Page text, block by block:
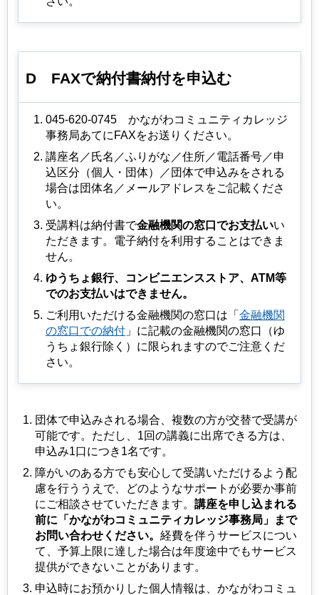
D FAXで納付書納付を申込む
045-620-0745 かながわコミュニティカレッジ
事務局あてにFAXをお送りください。
講座名／⽒名／ふりがな／住所／電話番号／申
込区分（個人・団体）／団体で申込みをされる
場合は団体名／メールアドレスをご記載くださ
い。
受講料は納付書で金融機関の窓口でお支払いい
ただきます。電子納付を利用することはできま
せん。
ゆうちょ銀行、コンビニエンスストア、ATM等
でのお支払いはできません。
ご利用いただける金融機関の窓口は「 金融機関
の窓口での納付 」に記載の金融機関の窓口（ゆ
うちょ銀行除く）に限られますのでご注意くだ
さい。
団体で申込みされる場合、複数の方が交替で受講が
可能です。ただし、1回の講義に出席できる方は、
申込み1口につき1名です。
障がいのある方でも安心して受講いただけるよう配
慮を行ううえで、どのようなサポートが必要か事前
にご相談させていただきます。 講座を申し込まれる
前に「かながわコミュニティカレッジ事務局」まで
お問い合わせください。 経費を伴うサービスについ
て、予算上限に達した場合は年度途中でもサービス
提供ができないことがあります。
申込時にお預かりした個人情報は、かながわコミュ